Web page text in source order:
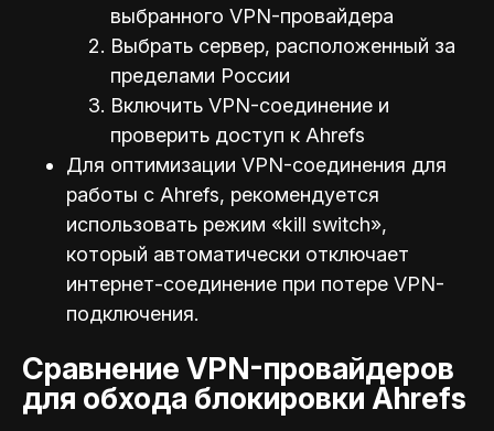
выбранного VPN-провайдера
Выбрать сервер, расположенный за
пределами России
Включить VPN-соединение и
проверить доступ к Ahrefs
Для оптимизации VPN-соединения для
работы с Ahrefs, рекомендуется
использовать режим «kill switch»,
который автоматически отключает
интернет-соединение при потере VPN-
подключения.
Сравнение VPN-провайдеров
для обхода блокировки Ahrefs